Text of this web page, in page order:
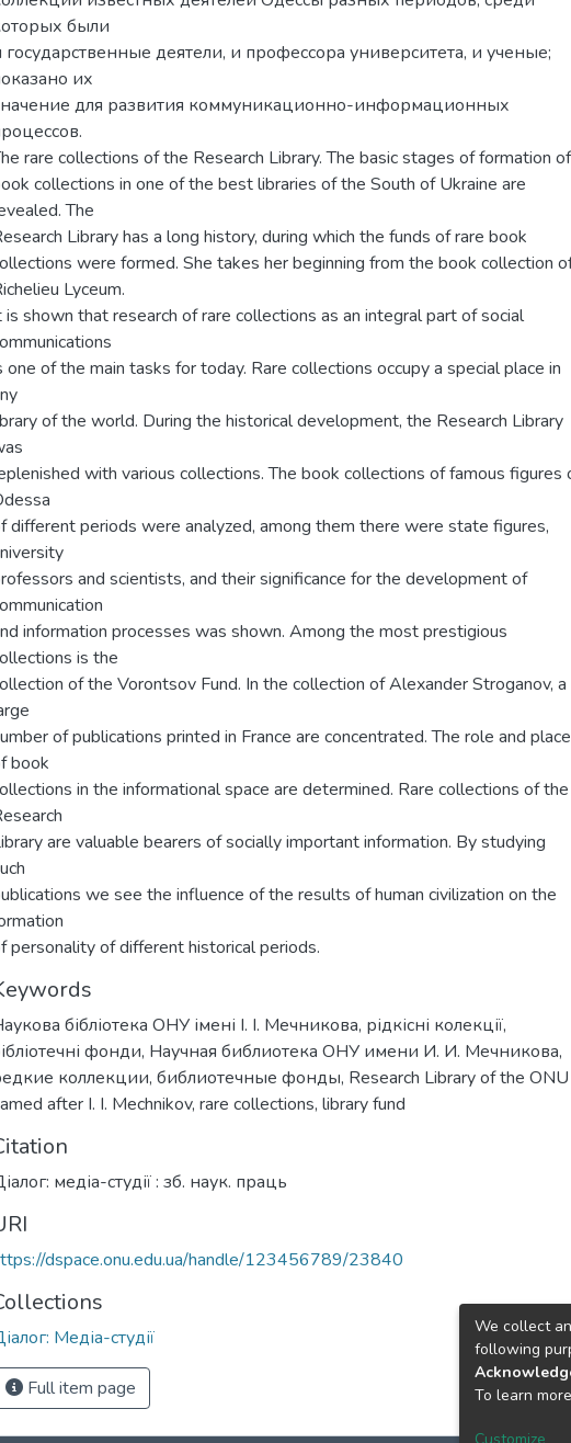
были
государственные деятели, и профессора университета, и ученые;
их
для развития коммуникационно-информационных
rare collections of the Research Library. The basic stages of formation of
collections in one of the best libraries of the South of Ukraine are
The
Library has a long history, during which the funds of rare book
were formed. She takes her beginning from the book collection
Lyceum.
is shown that research of rare collections as an integral part of social
one of the main tasks for today. Rare collections occupy a special place in
of the world. During the historical development, the Research Library
with various collections. The book collections of famous figures
different periods were analyzed, among them there were state figures,
and scientists, and their significance for the development of
information processes was shown. Among the most prestigious
is the
of the Vorontsov Fund. In the collection of Alexander Stroganov, a
of publications printed in France are concentrated. The role and place
book
in the informational space are determined. Rare collections of the
are valuable bearers of socially important information. By studying
we see the influence of the results of human civilization on the
personality of different historical periods.
бібліотека ОНУ імені І. І. Мечникова, рідкісні колекції,
фонди, Научная библиотека ОНУ имени И. И. Мечникова,
коллекции, библиотечные фонды, Research Library of the ONU
after I. I. Mechnikov, rare collections, library fund
медіа-студії : зб. наук. праць
dspace.onu.edu.ua/handle/123456789/23840
Медіа-студії
Full item page
We collect
following
To learn